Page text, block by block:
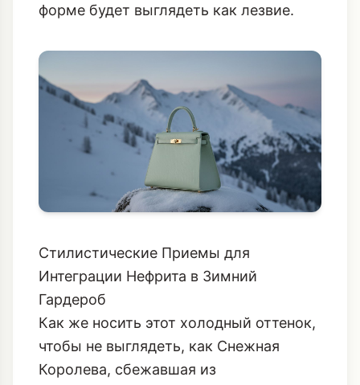
форме будет выглядеть как лезвие.
Стилистические Приемы для
Интеграции Нефрита в Зимний
Гардероб
Как же носить этот холодный оттенок,
чтобы не выглядеть, как Снежная
Королева, сбежавшая из